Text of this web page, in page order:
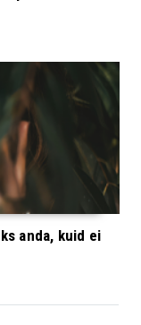
anda, kuid ei